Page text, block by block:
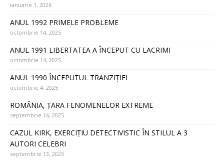
ianuarie 1, 2026
ANUL 1992 PRIMELE PROBLEME
octombrie 14, 2025
ANUL 1991 LIBERTATEA A ÎNCEPUT CU LACRIMI
octombrie 14, 2025
ANUL 1990 ÎNCEPUTUL TRANZIȚIEI
octombrie 4, 2025
ROMÂNIA, ȚARA FENOMENELOR EXTREME
septembrie 16, 2025
CAZUL KIRK, EXERCIȚIU DETECTIVISTIC ÎN STILUL A 3
AUTORI CELEBRI
septembrie 13, 2025